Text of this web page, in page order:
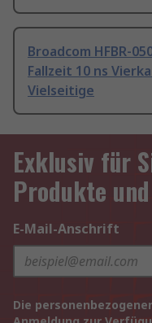
Broadcom HFBR-
Fallzeit 10 ns
Vielseitige
Exklusiv für
Produkte
E-Mail-Anschrift
Die